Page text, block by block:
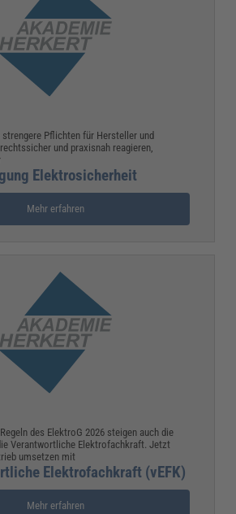
strengere Pflichten für Hersteller und
und praxisnah reagieren,
Elektrosicherheit
Mehr erfahren
des ElektroG 2026 steigen auch die
Verantwortliche Elektrofachkraft. Jetzt
umsetzen mit
Elektrofachkraft (vEFK)
Mehr erfahren